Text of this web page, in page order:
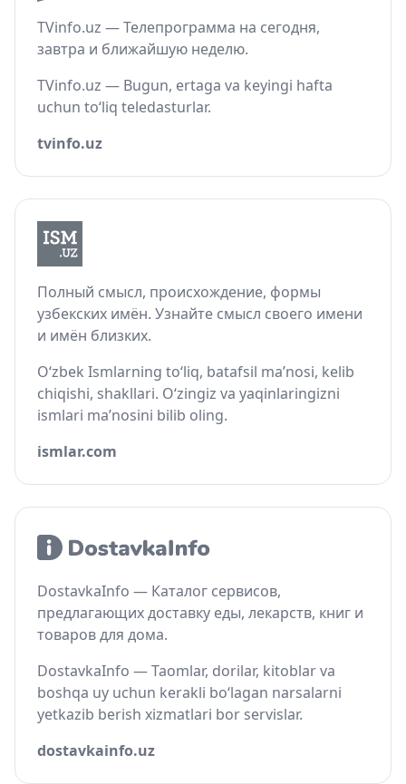
TVinfo.uz — Телепрограмма на сегодня,
завтра и ближайшую неделю.
TVinfo.uz — Bugun, ertaga va keyingi hafta
uchun to‘liq teledasturlar.
tvinfo.uz
Полный смысл, происхождение, формы
узбекских имён. Узнайте смысл своего имени
и имён близких.
O‘zbek Ismlarning to‘liq, batafsil ma’nosi, kelib
chiqishi, shakllari. O‘zingiz va yaqinlaringizni
ismlari ma’nosini bilib oling.
ismlar.com
DostavkaInfo — Каталог сервисов,
предлагающих доставку еды, лекарств, книг и
товаров для дома.
DostavkaInfo — Taomlar, dorilar, kitoblar va
boshqa uy uchun kerakli bo‘lagan narsalarni
yetkazib berish xizmatlari bor servislar.
dostavkainfo.uz